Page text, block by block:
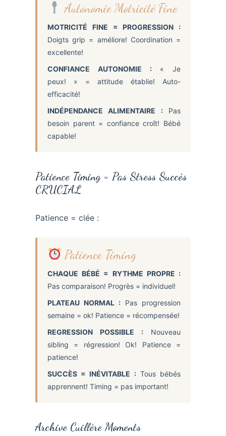
Autonomie Motricité Fine
MOTRICITÉ FINE = PROGRESSION :
Doigts grip = améliore! Coordination =
excellente!
CONFIANCE AUTONOMIE :« Je
peux! » = attitude établie! Auto-
efficacité!
INDÉPENDANCE ALIMENTAIRE :Pas
besoin parent = confiance croît! Bébé
capable!
Patience Timing = Pas Stress Succès
CRUCIAL
Patience = clée :
Patience Timing
CHAQUE BÉBÉ = RYTHME PROPRE :
Pas comparaison! Progrès = individuel!
PLATEAU NORMAL : Pas progression
semaine = ok! Patience = récompensée!
REGRESSION POSSIBLE : Nouveau
sibling = régression! Ok! Patience =
patience!
SUCCÈS = INÉVITABLE :Tous bébés
apprennent! Timing = pas important!
Archive Cuillère Moments